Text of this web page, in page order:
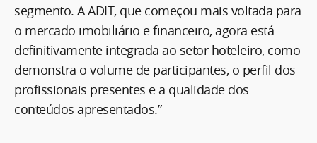
segmento. A ADIT, que começou mais voltada para
o mercado imobiliário e financeiro, agora está
definitivamente integrada ao setor hoteleiro, como
demonstra o volume de participantes, o perfil dos
profissionais presentes e a qualidade dos
conteúdos apresentados.”